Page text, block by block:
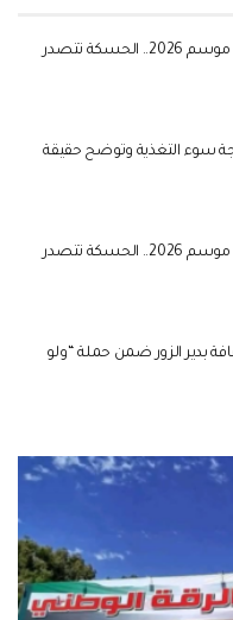
قفزة في إنتاج القمح السوري خلال موسم 2026.. الحسكة تتصدر
سوء التغذية وتوضح حقيقة
قفزة في إنتاج القمح السوري خلال موسم 2026.. الحسكة تتصدر
بدير الزور ضمن حملة “ولو